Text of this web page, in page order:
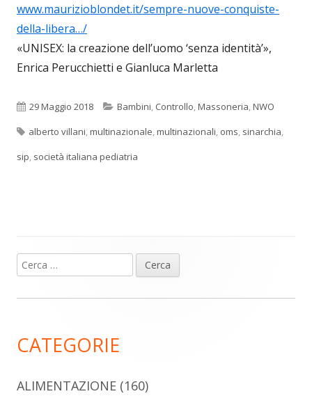
www.maurizioblondet.it/sempre-nuove-conquiste-
della-libera…/
«UNISEX: la creazione dell’uomo ‘senza identità’»,
Enrica Perucchietti e Gianluca Marletta
Pubblicato
29 Maggio 2018 Categorie
Bambini, Controllo,Massoneria,NWO
Tag
alberto villani,multinazionale,multinazionali, oms, sinarchia,
sip, società italiana pediatria
Barra
laterale
Ricerca
per:
CATEGORIE
ALIMENTAZIONE (160)